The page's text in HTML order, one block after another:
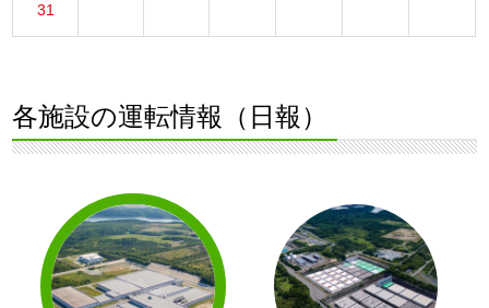
31
各施設の運転情報（日報）